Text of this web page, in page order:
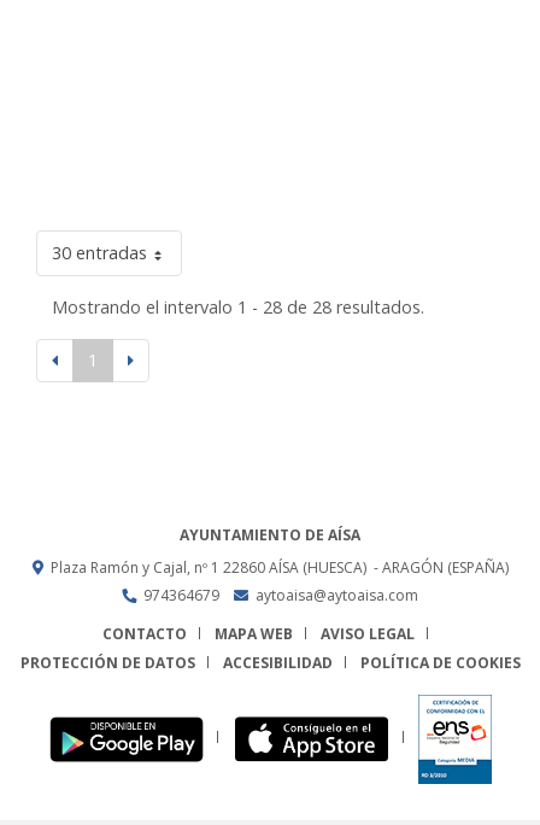
30 entradas
Mostrando el intervalo 1 - 28 de 28 resultados.
1
AYUNTAMIENTO DE AÍSA
Plaza Ramón y Cajal, nº 1 22860 AÍSA (HUESCA) - ARAGÓN (ESPAÑA)
974364679
aytoaisa@aytoaisa.com
CONTACTO
MAPA WEB
AVISO LEGAL
PROTECCIÓN DE DATOS
ACCESIBILIDAD POLÍTICA DE COOKIES